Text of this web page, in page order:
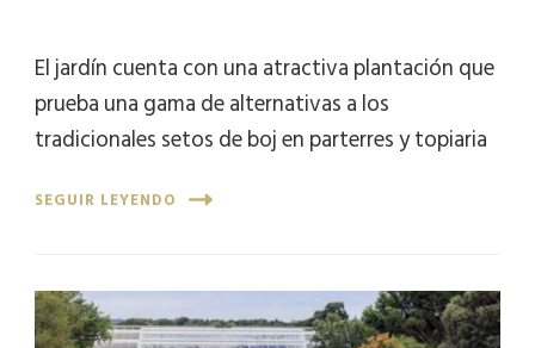
El jardín cuenta con una atractiva plantación que
prueba una gama de alternativas a los
tradicionales setos de boj en parterres y topiaria
SEGUIR LEYENDO